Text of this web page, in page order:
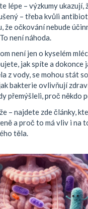
lépe – výzkumy
– třeba kvůli
že očkování nebude
není náhoda.
není jen o kyselém
jak spíte a dokonce
z vody, se mohou stát
bakterie ovlivňují
přemýšleli, proč někdo
– najdete zde články,
a proč to má vliv i na
těla.